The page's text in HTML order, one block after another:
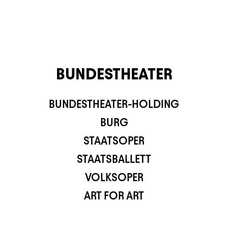
BUNDESTHEATER
BUNDESTHEATER-HOLDING
BURG
STAATSOPER
STAATSBALLETT
VOLKSOPER
ART FOR ART